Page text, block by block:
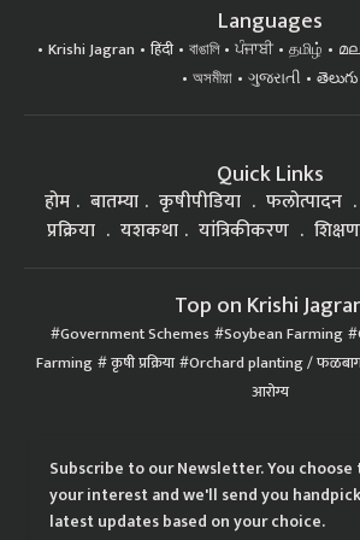
Languages
Krishi Jagran हिंदी বাঙালি ਪੰਜਾਬੀ தமிழ்
অসমীয়া
ગુજરાતી తెలుగు
Quick Links
होम बातम्या कृषीपीडिया फलोत्पादन
प्रक्रिया
यशकथा यांत्रिकीकरण शिक्षण
Top on Krishi
Government Schemes Soybean Farming
Farming कृषी प्रक्रिया Orchard planting /
आरोग्य
Subscribe to our Newsletter. You
your interest and we'll send you
latest updates based on your choice.